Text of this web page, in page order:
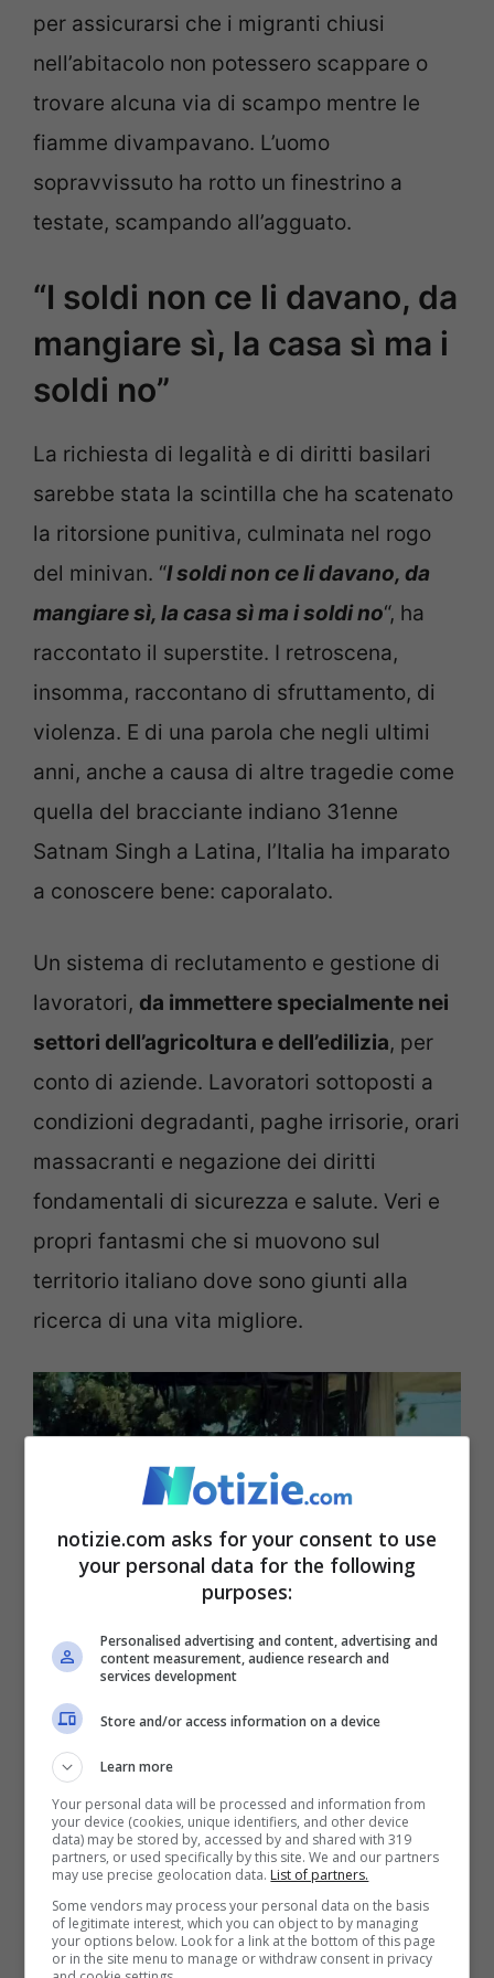
per assicurarsi che i migranti chiusi
nell’abitacolo non potessero scappare o
trovare alcuna via di scampo mentre le
fiamme divampavano. L’uomo
sopravvissuto ha rotto un finestrino a
testate, scampando all’agguato.
“I soldi non ce li davano, da
mangiare sì, la casa sì ma i
soldi no”
La richiesta di legalità e di diritti basilari
sarebbe stata la scintilla che ha scatenato
la ritorsione punitiva, culminata nel rogo
del minivan. “I soldi non ce li davano, da
mangiare sì, la casa sì ma i soldi no“, ha
raccontato il superstite. I retroscena,
insomma, raccontano di sfruttamento, di
violenza. E di una parola che negli ultimi
anni, anche a causa di altre tragedie come
quella del bracciante indiano 31enne
Satnam Singh a Latina, l’Italia ha imparato
a conoscere bene: caporalato.
Un sistema di reclutamento e gestione di
lavoratori, da immettere specialmente nei
settori dell’agricoltura e dell’edilizia, per
conto di aziende. Lavoratori sottoposti a
condizioni degradanti, paghe irrisorie, orari
massacranti e negazione dei diritti
fondamentali di sicurezza e salute. Veri e
propri fantasmi che si muovono sul
territorio italiano dove sono giunti alla
ricerca di una vita migliore.
“I soldi non ce li davano, da mangiare sì, la casa sì ma i
Un sistema che abbiamo raccontato più
volte nei nostri approfondimenti, che
sfrutta le falle dei canali regolaricome il
click-dayper far arrivare i “nuovi schiavi”
nel nostro Paese. Pochissimi giorni fa la
notizie.com asks for your consent to use
your personal data for the following
purposes:
Personalised advertising and content, advertising and
content measurement, audience research and
services development
Store and/or access information on a device
Learn more
Your personal data will be processed and information from
your device (cookies, unique identifiers, and other device
data) may be stored by, accessed by and shared with 319
partners, or used specifically by this site. We and our partners
may use precise geolocation data. List of partners.
Some vendors may process your personal data on the basis
of legitimate interest, which you can object to by managing
your options below. Look for a link at the bottom of this page
or in the site menu to manage or withdraw consent in privacy